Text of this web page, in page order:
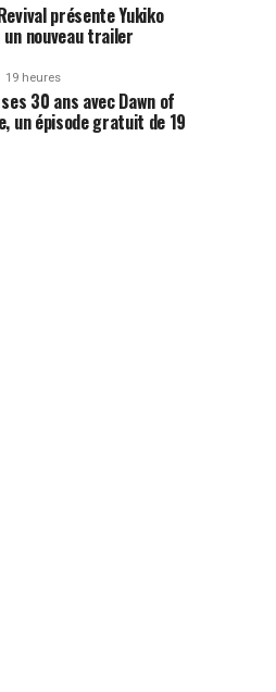
présente Yukiko
un nouveau trailer
19 heures
30 ans avec Dawn of
un épisode gratuit de 19